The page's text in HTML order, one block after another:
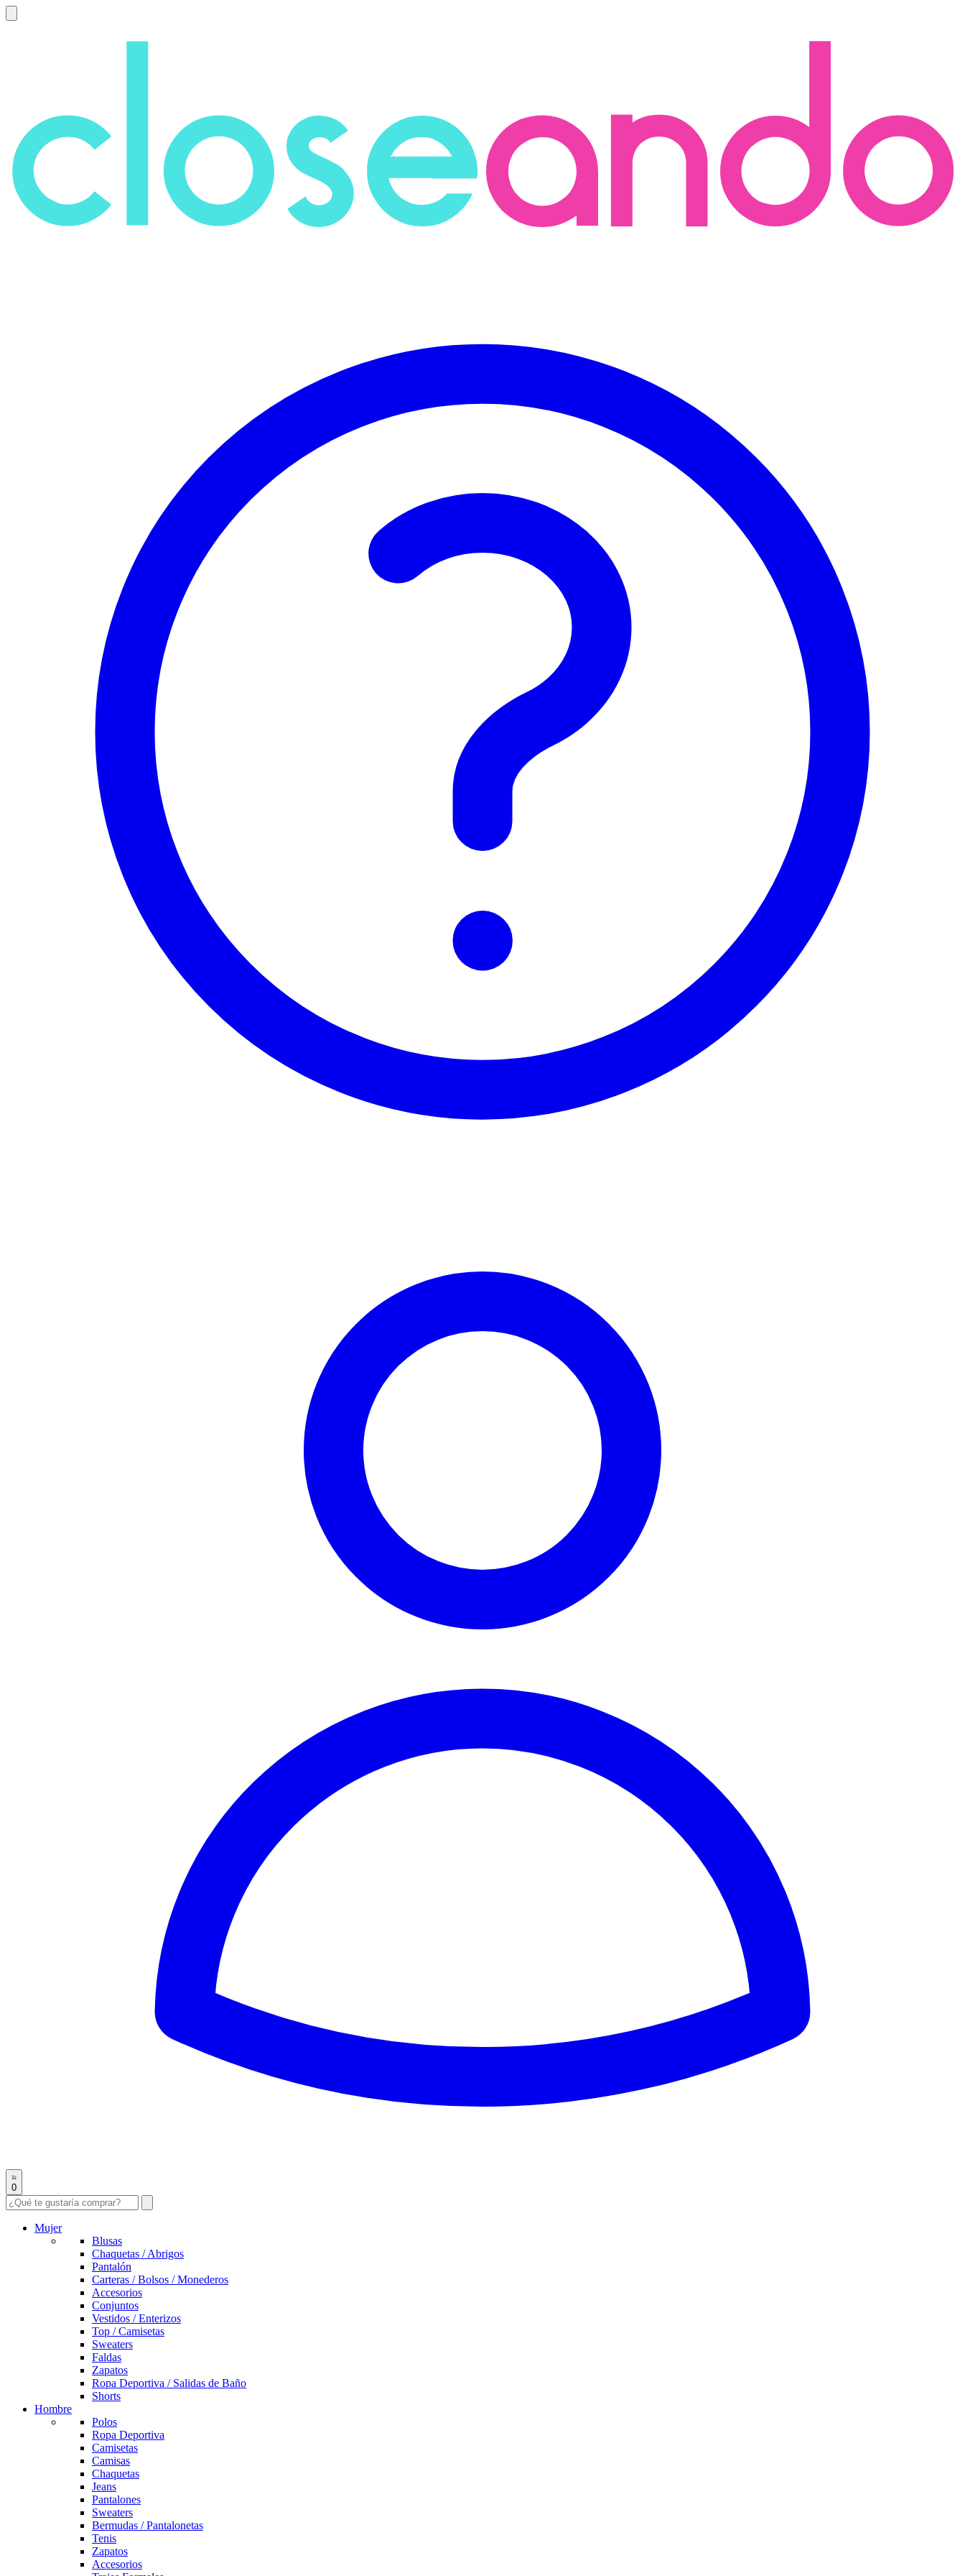
0
Mujer
Blusas
Chaquetas / Abrigos
Pantalón
Carteras / Bolsos / Monederos
Accesorios
Conjuntos
Vestidos / Enterizos
Top / Camisetas
Sweaters
Faldas
Zapatos
Ropa Deportiva / Salidas de Baño
Shorts
Hombre
Polos
Ropa Deportiva
Camisetas
Camisas
Chaquetas
Jeans
Pantalones
Sweaters
Bermudas / Pantalonetas
Tenis
Zapatos
Accesorios